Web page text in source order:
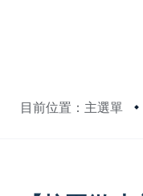
目前位置：主選單